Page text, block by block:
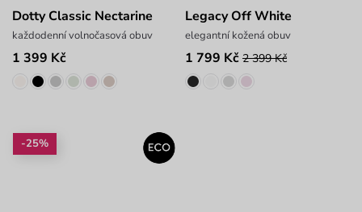
Dotty Classic Nectarine
každodenní volnočasová obuv
1 399 Kč
Legacy Off White
elegantní kožená obuv
1 799 Kč 2 399 Kč
-25%